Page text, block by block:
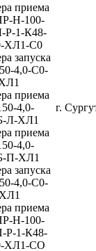
приема
Н-100-
Р-1-К48-
ХЛ1-С0
запуска
4,0-С0-
приема
4,0-
Л-ХЛ1
приема
4,0-
П-ХЛ1
запуска
4,0-С0-
приема
Н-100-
Р-1-К48-
ХЛ1-СО
г.